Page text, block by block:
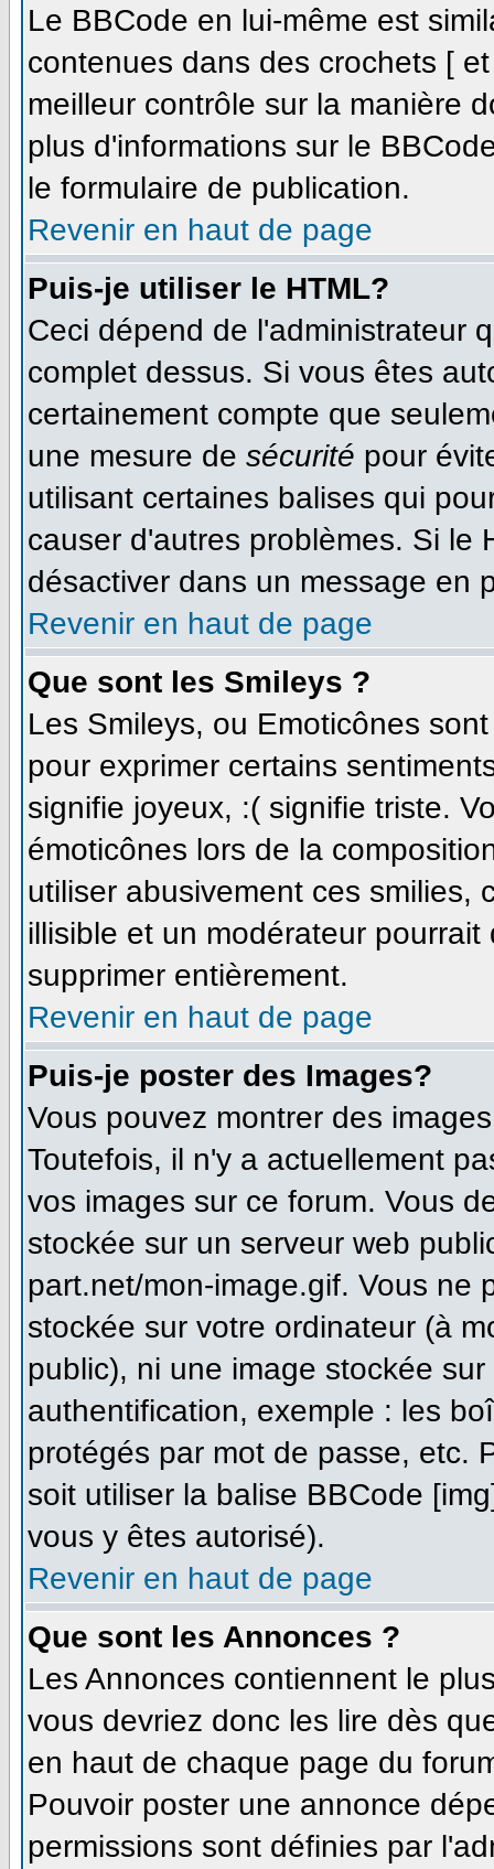
Le BBCode en lui-même est
contenues dans des crochets [
meilleur contrôle sur la manière
plus d'informations sur le
le formulaire de publication.
Revenir en haut de page
Puis-je utiliser le HTML?
Ceci dépend de l'administrateur
complet dessus. Si vous êtes
certainement compte que
une mesure de sécurité pour
utilisant certaines balises qui
causer d'autres problèmes. Si le
désactiver dans un message en
Revenir en haut de page
Que sont les Smileys ?
Les Smileys, ou Emoticônes
pour exprimer certains
signifie joyeux, :( signifie triste.
émoticônes lors de la
utiliser abusivement ces smilies,
illisible et un modérateur
supprimer entièrement.
Revenir en haut de page
Puis-je poster des Images?
Vous pouvez montrer des
Toutefois, il n'y a actuellement
vos images sur ce forum. Vous
stockée sur un serveur web
part.net/mon-image.gif. Vous ne
stockée sur votre ordinateur (à
public), ni une image stockée
authentification, exemple : les
protégés par mot de passe, etc.
soit utiliser la balise BBCode
vous y êtes autorisé).
Revenir en haut de page
Que sont les Annonces ?
Les Annonces contiennent le
vous devriez donc les lire dès
en haut de chaque page du
Pouvoir poster une annonce
permissions sont définies par